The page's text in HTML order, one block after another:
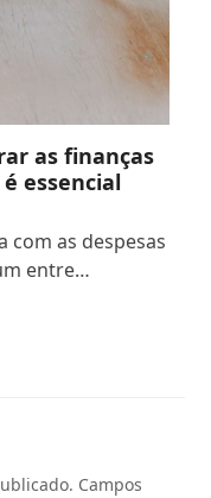
as finanças
essencial
as despesas
entre…
Campos